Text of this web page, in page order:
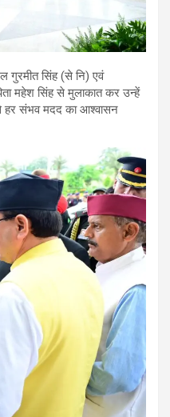
गुरमीत सिंह (से नि) एवं
महेश सिंह से मुलाकात कर उन्हें
हर संभव मदद का आश्वासन